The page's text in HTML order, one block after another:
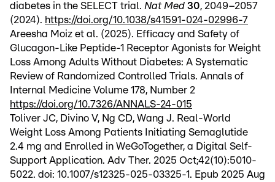
diabetes in the SELECT trial. Nat Med 30, 2049–2057
(2024). https://doi.org/10.1038/s41591-024-02996-7
Areesha Moiz et al. (2025). Efficacy and Safety of
Glucagon-Like Peptide-1 Receptor Agonists for Weight
Loss Among Adults Without Diabetes: A Systematic
Review of Randomized Controlled Trials. Annals of
Internal Medicine Volume 178, Number 2
https://doi.org/10.7326/ANNALS-24-015
Toliver JC, Divino V, Ng CD, Wang J. Real-World
Weight Loss Among Patients Initiating Semaglutide
2.4 mg and Enrolled in WeGoTogether, a Digital Self-
Support Application. Adv Ther. 2025 Oct;42(10):5010-
5022. doi: 10.1007/s12325-025-03325-1. Epub 2025 Aug